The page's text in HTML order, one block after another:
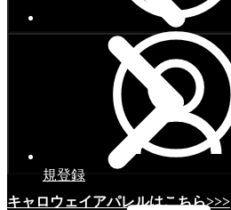
キャロウェイアパレルはこちら>>>
規登録